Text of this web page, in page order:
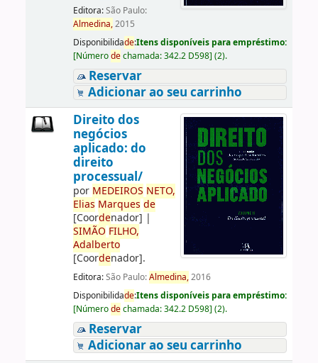
Editora:São Paulo:
Almedina,2015
Disponibilidade:Itens disponíveis para empréstimo:
[Númerodechamada:342.2 D598] (2).
Reservar
Adicionar ao seu carrinho
Direito dos
negócios
aplicado: do
direito
processual/
por MEDEIROS NETO,
Elias Marques de
[Coordenador] |
SIMÃO FILHO,
Adalberto
[Coordenador].
Editora:São Paulo:Almedina,2016
Disponibilidade:Itens disponíveis para empréstimo:
[Númerodechamada:342.2 D598] (2).
Reservar
Adicionar ao seu carrinho